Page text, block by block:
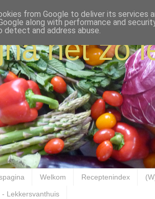
net zo
Welkom Receptenindex
- Lekkersvanthuis
from Google to deliver its services
along with performance and
and address abuse.